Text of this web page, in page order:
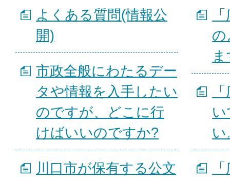
よくある質問(情報公
開)
市政全般にわたるデー
タや情報を入手したい
のですが、どこに行
けばいいのですか?
川口市が保有する公文
の
い